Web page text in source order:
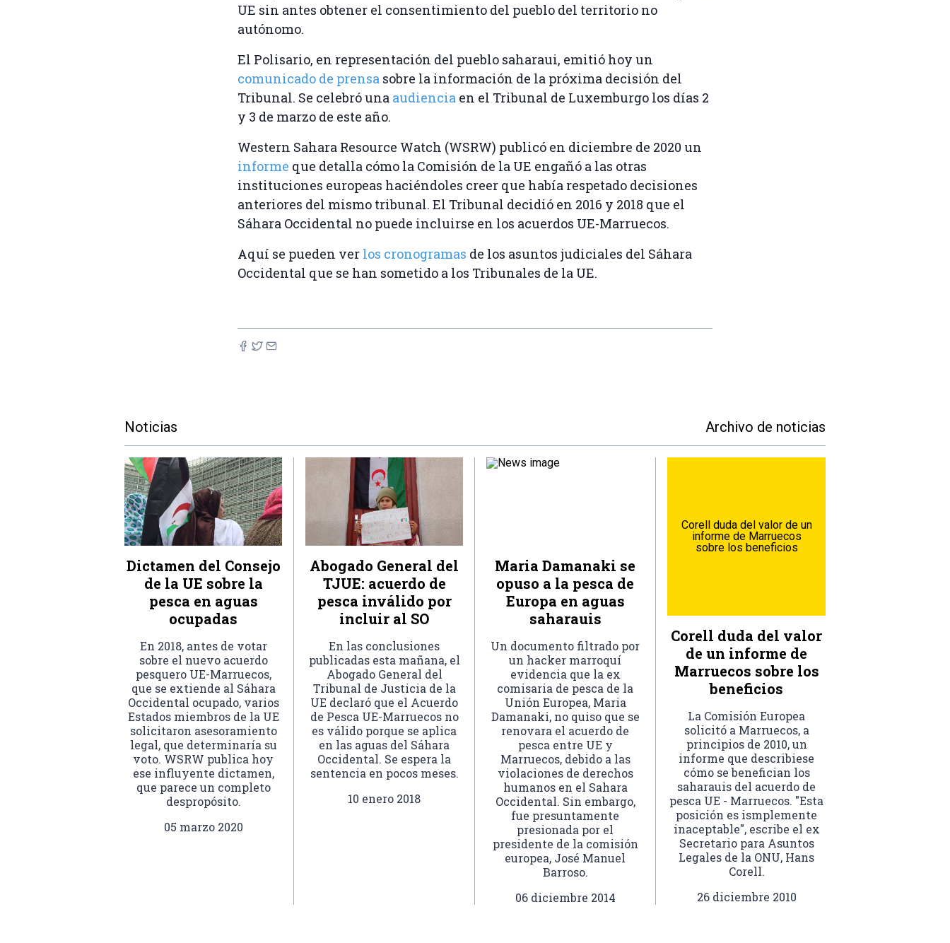
UE sin antes obtener el consentimiento del pueblo del territorio no
autónomo.
El Polisario, en representación del pueblo saharaui, emitió hoy un
comunicado de prensa sobre la información de la próxima decisión del
Tribunal. Se celebró una audiencia en el Tribunal de Luxemburgo los días 2
y 3 de marzo de este año.
Western Sahara Resource Watch (WSRW) publicó en diciembre de 2020 un
informe que detalla cómo la Comisión de la UE engañó a las otras
instituciones europeas haciéndoles creer que había respetado decisiones
anteriores del mismo tribunal. El Tribunal decidió en 2016 y 2018 que el
Sáhara Occidental no puede incluirse en los acuerdos UE-Marruecos.
Aquí se pueden ver los cronogramas de los asuntos judiciales del Sáhara
Occidental que se han sometido a los Tribunales de la UE.
Noticias Archivo de noticias
Dictamen del Consejo
de la UE sobre la
pesca en aguas
ocupadas
En 2018, antes de votar
sobre el nuevo acuerdo
pesquero UE-Marruecos,
que se extiende al Sáhara
Occidental ocupado, varios
Estados miembros de la UE
solicitaron asesoramiento
legal, que determinaría su
voto. WSRW publica hoy
ese influyente dictamen,
que parece un completo
despropósito.
05 marzo 2020
Abogado General del
TJUE: acuerdo de
pesca inválido por
incluir al SO
En las conclusiones
publicadas esta mañana, el
Abogado General del
Tribunal de Justicia de la
UE declaró que el Acuerdo
de Pesca UE-Marruecos no
es válido porque se aplica
en las aguas del Sáhara
Occidental. Se espera la
sentencia en pocos meses.
10 enero 2018
Maria Damanaki se
opuso a la pesca de
Europa en aguas
saharauis
Un documento filtrado por
un hacker marroquí
evidencia que la ex
comisaria de pesca de la
Unión Europea, Maria
Damanaki, no quiso que se
renovara el acuerdo de
pesca entre UE y
Marruecos, debido a las
violaciones de derechos
humanos en el Sahara
Occidental. Sin embargo,
fue presuntamente
presionada por el
presidente de la comisión
europea, José Manuel
Barroso.
06 diciembre 2014
Corell duda del valor de un
informe de Marruecos
sobre los beneficios
Corell duda del valor
de un informe de
Marruecos sobre los
beneficios
La Comisión Europea
solicitó a Marruecos, a
principios de 2010, un
informe que describiese
cómo se benefician los
saharauis del acuerdo de
pesca UE - Marruecos. "Esta
posición es ismplemente
inaceptable", escribe el ex
Secretario para Asuntos
Legales de la ONU, Hans
Corell.
26 diciembre 2010